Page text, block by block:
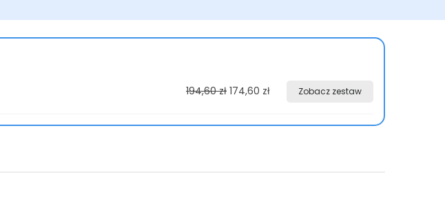
194,60 zł 174,60 zł Zobacz zestaw